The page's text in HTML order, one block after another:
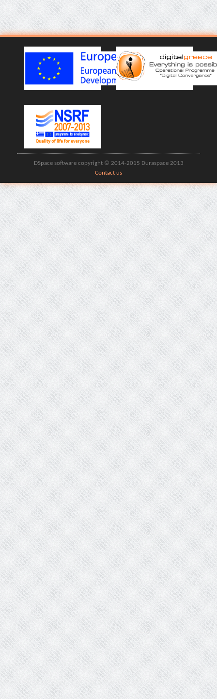
DSpace software copyright © 2014-2015 Duraspace 2013
Contact us